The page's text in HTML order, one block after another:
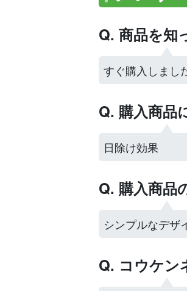
Q. 商品を知
すぐ購入しまし
Q. 購入商品
日除け効果
Q. 購入商品
シンプルなデザ
Q. コウケン